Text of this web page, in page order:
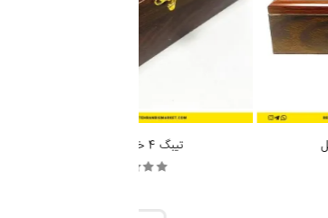
تیبگ 4 خانه قفل دار